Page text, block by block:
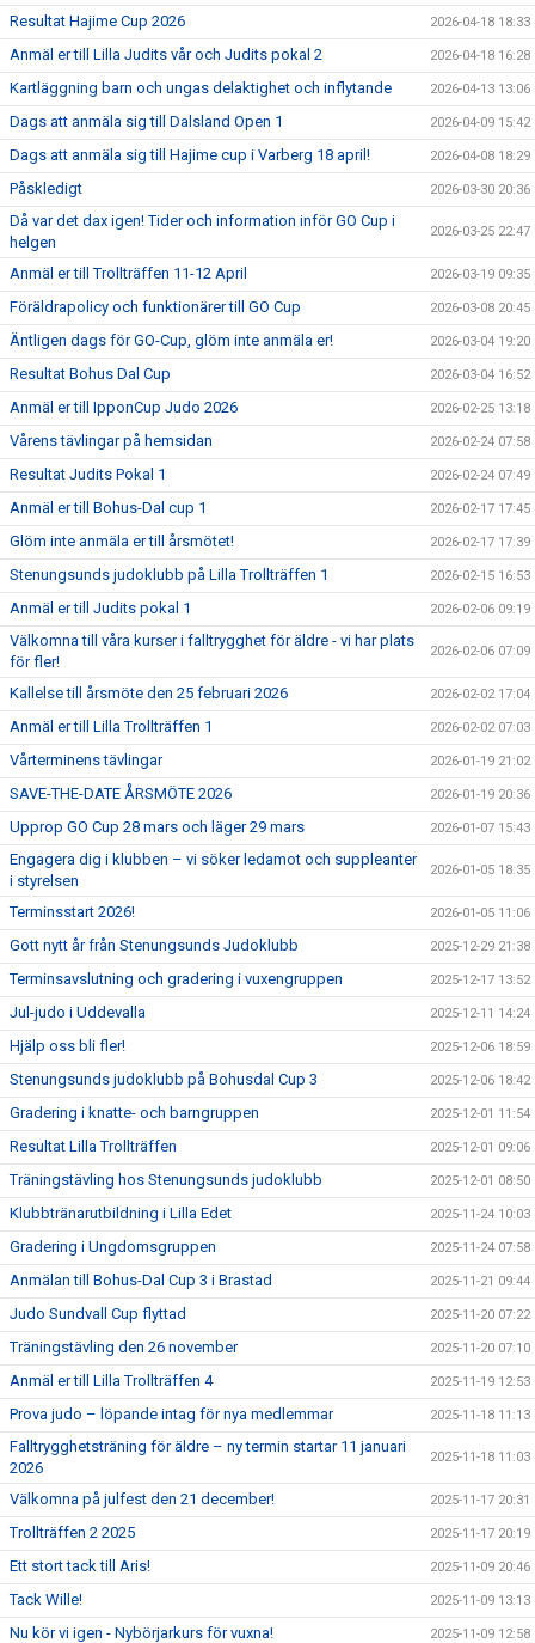
Resultat Hajime Cup 2026 2026-04-18 18:33
Anmäl er till Lilla Judits vår och Judits pokal 2 2026-04-18 16:28
Kartläggning barn och ungas delaktighet och inflytande 2026-04-13 13:06
Dags att anmäla sig till Dalsland Open 1 2026-04-09 15:42
Dags att anmäla sig till Hajime cup i Varberg 18 april! 2026-04-08 18:29
Påskledigt 2026-03-30 20:36
Då var det dax igen! Tider och information inför GO Cup i
helgen
2026-03-25 22:47
Anmäl er till Trollträffen 11-12 April 2026-03-19 09:35
Föräldrapolicy och funktionärer till GO Cup 2026-03-08 20:45
Äntligen dags för GO-Cup, glöm inte anmäla er! 2026-03-04 19:20
Resultat Bohus Dal Cup 2026-03-04 16:52
Anmäl er till IpponCup Judo 2026 2026-02-25 13:18
Vårens tävlingar på hemsidan 2026-02-24 07:58
Resultat Judits Pokal 1 2026-02-24 07:49
Anmäl er till Bohus-Dal cup 1 2026-02-17 17:45
Glöm inte anmäla er till årsmötet! 2026-02-17 17:39
Stenungsunds judoklubb på Lilla Trollträffen 1 2026-02-15 16:53
Anmäl er till Judits pokal 1 2026-02-06 09:19
Välkomna till våra kurser i falltrygghet för äldre - vi har plats
för fler!
2026-02-06 07:09
Kallelse till årsmöte den 25 februari 2026 2026-02-02 17:04
Anmäl er till Lilla Trollträffen 1 2026-02-02 07:03
Vårterminens tävlingar 2026-01-19 21:02
SAVE-THE-DATE ÅRSMÖTE 2026 2026-01-19 20:36
Upprop GO Cup 28 mars och läger 29 mars 2026-01-07 15:43
Engagera dig i klubben – vi söker ledamot och suppleanter
i styrelsen
2026-01-05 18:35
Terminsstart 2026! 2026-01-05 11:06
Gott nytt år från Stenungsunds Judoklubb 2025-12-29 21:38
Terminsavslutning och gradering i vuxengruppen 2025-12-17 13:52
Jul-judo i Uddevalla 2025-12-11 14:24
Hjälp oss bli fler! 2025-12-06 18:59
Stenungsunds judoklubb på Bohusdal Cup 3 2025-12-06 18:42
Gradering i knatte- och barngruppen 2025-12-01 11:54
Resultat Lilla Trollträffen 2025-12-01 09:06
Träningstävling hos Stenungsunds judoklubb 2025-12-01 08:50
Klubbtränarutbildning i Lilla Edet 2025-11-24 10:03
Gradering i Ungdomsgruppen 2025-11-24 07:58
Anmälan till Bohus-Dal Cup 3 i Brastad 2025-11-21 09:44
Judo Sundvall Cup flyttad 2025-11-20 07:22
Träningstävling den 26 november 2025-11-20 07:10
Anmäl er till Lilla Trollträffen 4 2025-11-19 12:53
Prova judo – löpande intag för nya medlemmar 2025-11-18 11:13
Falltrygghetsträning för äldre – ny termin startar 11 januari
2026
2025-11-18 11:03
Välkomna på julfest den 21 december! 2025-11-17 20:31
Trollträffen 2 2025 2025-11-17 20:19
Ett stort tack till Aris! 2025-11-09 20:46
Tack Wille! 2025-11-09 13:13
Nu kör vi igen - Nybörjarkurs för vuxna! 2025-11-09 12:58